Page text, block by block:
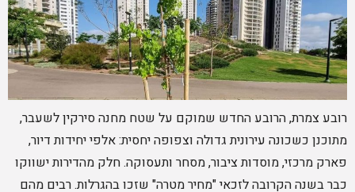
רובע צמרת, הרובע החדש שמוקם על שטח מחנה סירקין לשעבר,
מתוכנן כשכונה עירונית גדולה וצפופה יחסית: אלפי יחידות דיור,
פארק מרכזי, מוסדות ציבור, מסחר ותעסוקה. חלק מהדירות ישווקו
כבר בשנה הקרובה לזכאי "מחיר מטרה" שזכו בהגרלות. רבים מהם